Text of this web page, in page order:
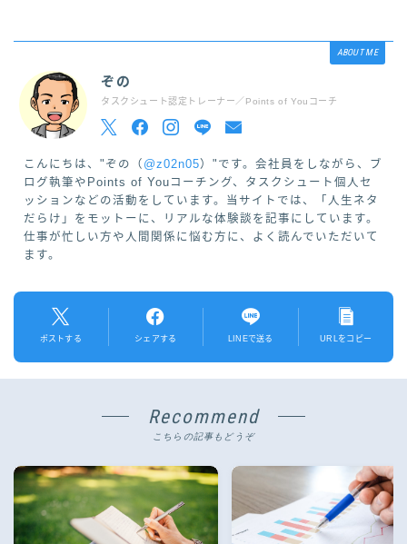
ABOUT ME
ぞの
タスクシュート認定トレーナー／Points of Youコーチ
こんにちは、"ぞの（ @z02n05）"です。会社員をしながら、ブ
ログ執筆やPoints of Youコーチング、タスクシュート個人セ
ッションなどの活動をしています。当サイトでは、「人生ネタ
だらけ」をモットーに、リアルな体験談を記事にしています。
仕事が忙しい方や人間関係に悩む方に、よく読んでいただいて
ます。
ポストする シェアする LINEで送る URLをコピー
Recommend
こちらの記事もどうぞ